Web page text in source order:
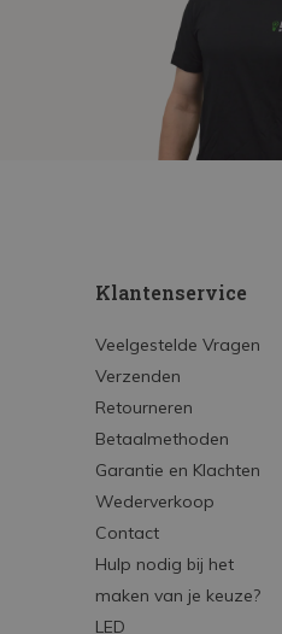
Klantenservice
Veelgestelde Vragen
Verzenden
Retourneren
Betaalmethoden
Garantie en Klachten
Wederverkoop
Contact
Hulp nodig bij het
maken van je keuze?
LED